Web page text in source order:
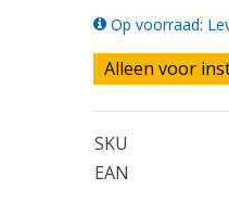
Op voorraad:
Alleen voor
SKU
EAN